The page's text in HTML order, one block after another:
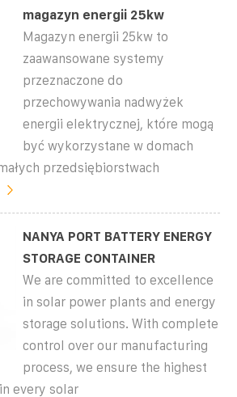
magazyn energii 25kw
Magazyn energii 25kw to
zaawansowane systemy
przeznaczone do
przechowywania nadwyżek
energii elektrycznej, które mogą
być wykorzystane w domach
przedsiębiorstwach
NANYA PORT BATTERY ENERGY
STORAGE CONTAINER
We are committed to excellence
in solar power plants and energy
storage solutions. With complete
control over our manufacturing
process, we ensure the highest
every solar